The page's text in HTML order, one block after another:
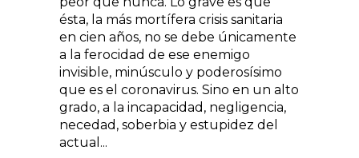
ésta, la más mortífera crisis sanitaria
en cien años, no se debe únicamente
a la ferocidad de ese enemigo
invisible, minúsculo y poderosísimo
que es el coronavirus. Sino en un alto
grado, a la incapacidad, negligencia,
necedad, soberbia y estupidez del
actual...